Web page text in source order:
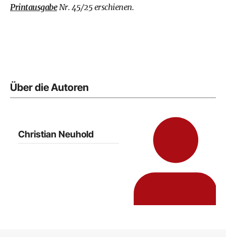
PrintausgabeNr. 45/25 erschienen.
Über die Autoren
Christian Neuhold